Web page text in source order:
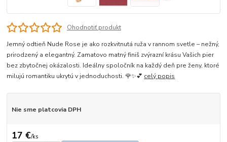
Ohodnotiť produkt
Jemný odtieň Nude Rose je ako rozkvitnutá ruža v rannom svetle – nežný,
prirodzený a elegantný. Zamatovo matný finiš zvýrazní krásu Vašich pier
bez zbytočnej okázalosti. Ideálny spoločník na každý deň pre ženy, ktoré
milujú romantiku ukrytú v jednoduchosti. 🌹✨💕 celý popis
Nie sme platcovia DPH
17 €/ks